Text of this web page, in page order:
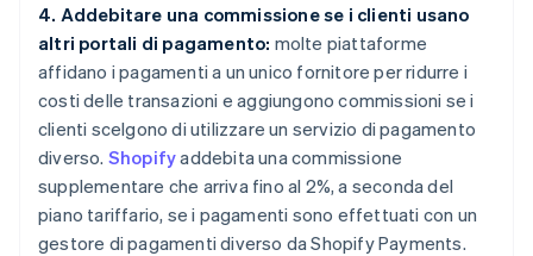
4. Addebitare una commissione se i clienti usano
altri portali di pagamento: molte piattaforme
affidano i pagamenti a un unico fornitore per ridurre i
costi delle transazioni e aggiungono commissioni se i
clienti scelgono di utilizzare un servizio di pagamento
diverso. Shopifyaddebita una commissione
supplementare che arriva fino al 2%, a seconda del
piano tariffario, se i pagamenti sono effettuati con un
gestore di pagamenti diverso da Shopify Payments.